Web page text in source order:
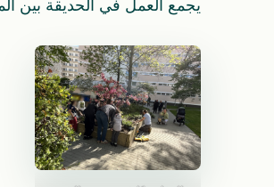
يجمع العمل في الحديقة بين